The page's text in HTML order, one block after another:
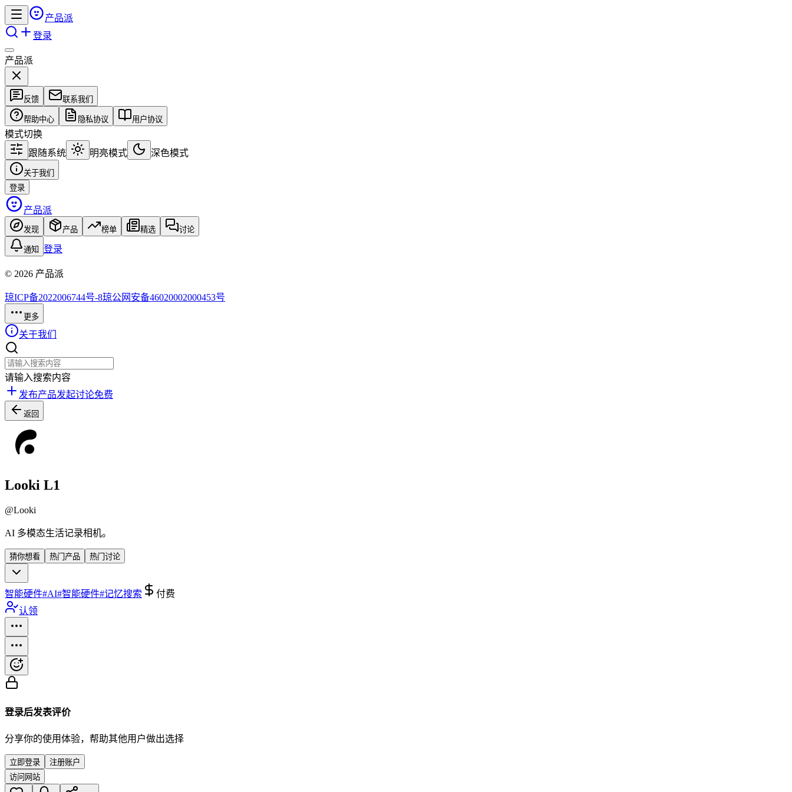
产品派
登录
产品派
反馈 联系我们
帮助中心 隐私协议 用户协议
模式切换
跟随系统
明亮模式 深色模式
关于我们
登录
产品派
发现 产品 榜单 精选 讨论
通知 登录
© 2026 产品派
琼ICP备2022006744号-8琼公网安备46020002000453号
更多
关于我们
请输入搜索内容
发布产品发起讨论免费
返回
Looki L1
@Looki
AI 多模态生活记录相机。
猜你想看 热门产品 热门讨论
智能硬件#AI#智能硬件#记忆搜索
付费
认领
登录后发表评价
分享你的使用体验，帮助其他用户做出选择
立即登录
注册账户
访问网站